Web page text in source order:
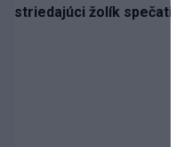
striedajúci žolík spečatil